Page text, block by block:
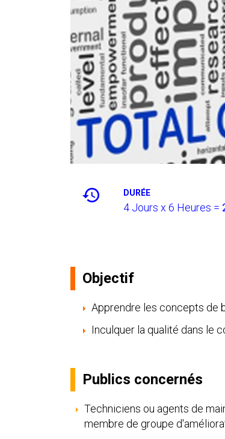
DURÉE
4 Jours x 6 Heures =
Objectif
Apprendre les concepts de
Inculquer la qualité dans le
Publics concernés
Techniciens ou agents de
membre de groupe